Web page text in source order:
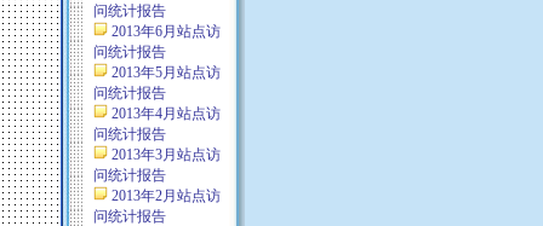
问统计报告
2013年6月站点访
问统计报告
2013年5月站点访
问统计报告
2013年4月站点访
问统计报告
2013年3月站点访
问统计报告
2013年2月站点访
问统计报告